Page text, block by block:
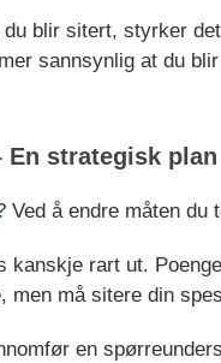
du blir sitert, styrker
sannsynlig at du
strategisk plan
Ved å endre måten du
kanskje rart ut.
men må sitere din
en